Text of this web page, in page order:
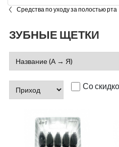
Средства по уходу за полостью рта
ЗУБНЫЕ ЩЕТКИ
Со